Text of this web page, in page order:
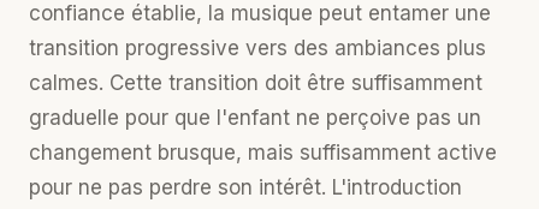
confiance établie, la musique peut entamer une
transition progressive vers des ambiances plus
calmes. Cette transition doit être suffisamment
graduelle pour que l'enfant ne perçoive pas un
changement brusque, mais suffisamment active
pour ne pas perdre son intérêt. L'introduction